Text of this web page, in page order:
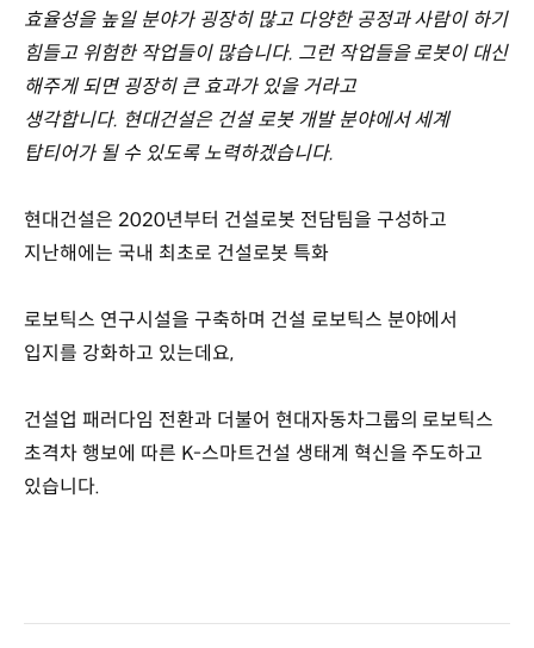
효율성을 높일 분야가 굉장히 많고 다양한 공정과 사람이 하기
힘들고 위험한 작업들이 많습니다. 그런 작업들을 로봇이 대신
해주게 되면 굉장히 큰 효과가 있을 거라고
생각합니다. 현대건설은 건설 로봇 개발 분야에서 세계
탑티어가 될 수 있도록 노력하겠습니다.
현대건설은 2020년부터 건설로봇 전담팀을 구성하고
지난해에는 국내 최초로 건설로봇 특화
로보틱스 연구시설을 구축하며 건설 로보틱스 분야에서
입지를 강화하고 있는데요,
건설업 패러다임 전환과 더불어 현대자동차그룹의 로보틱스
초격차 행보에 따른 K-스마트건설 생태계 혁신을 주도하고
있습니다.